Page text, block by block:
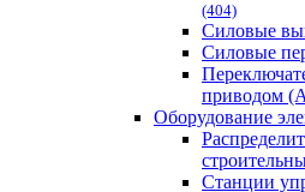
(404)
Силовые
Cиловые
приводом
Оборудование
Станции